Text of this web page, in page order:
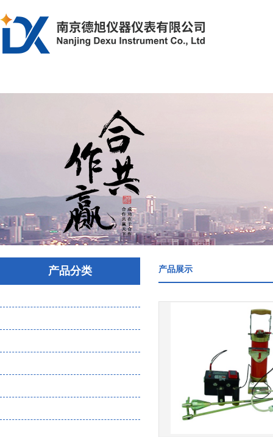
产品分类 产品展示